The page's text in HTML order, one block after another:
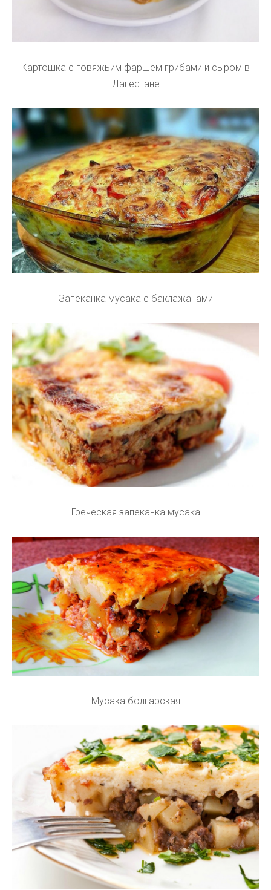
Картошка с говяжьим фаршем грибами и сыром в
Дагестане
Запеканка мусака с баклажанами
Греческая запеканка мусака
Мусака болгарская